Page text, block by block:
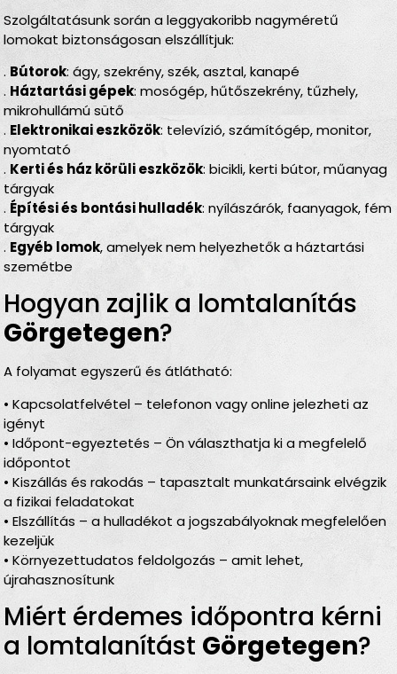
Szolgáltatásunk során a leggyakoribb nagyméretű
lomokat biztonságosan elszállítjuk:
. Bútorok: ágy, szekrény, szék, asztal, kanapé
. Háztartási gépek: mosógép, hűtőszekrény, tűzhely,
mikrohullámú sütő
. Elektronikai eszközök: televízió, számítógép, monitor,
nyomtató
. Kerti és ház körüli eszközök: bicikli, kerti bútor, műanyag
tárgyak
. Építési és bontási hulladék: nyílászárók, faanyagok, fém
tárgyak
. Egyéb lomok, amelyek nem helyezhetők a háztartási
szemétbe
Hogyan zajlik a lomtalanítás
Görgetegen?
A folyamat egyszerű és átlátható:
• Kapcsolatfelvétel – telefonon vagy online jelezheti az
igényt
• Időpont-egyeztetés – Ön választhatja ki a megfelelő
időpontot
• Kiszállás és rakodás – tapasztalt munkatársaink elvégzik
a fizikai feladatokat
• Elszállítás – a hulladékot a jogszabályoknak megfelelően
kezeljük
• Környezettudatos feldolgozás – amit lehet,
újrahasznosítunk
Miért érdemes időpontra kérni
a lomtalanítást Görgetegen?